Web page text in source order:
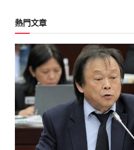
熱門文章